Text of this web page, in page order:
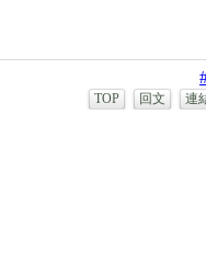
TOP 回文 連